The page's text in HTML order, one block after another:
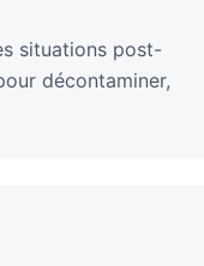
situations post-
décontaminer,